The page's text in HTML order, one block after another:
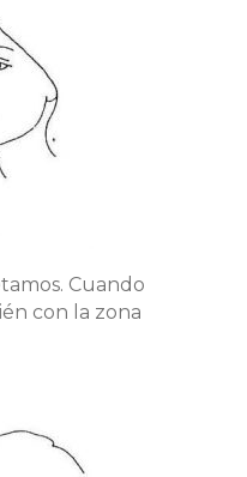
Cuando
con la zona